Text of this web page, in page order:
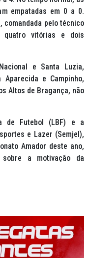
empatadas em 0 a 0.
comandada pelo técnico
quatro vitórias e dois
e Santa Luzia,
e Campinho,
Altos de Bragança, não
de Futebol (LBF) e a
e Lazer (Semjel),
Amador deste ano,
sobre a motivação da